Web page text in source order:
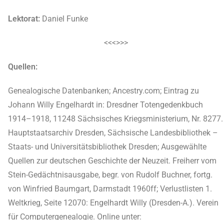
Lektorat: Daniel Funke
<<<>>>
Quellen:
Genealogische Datenbanken; Ancestry.com; Eintrag zu
Johann Willy Engelhardt in: Dresdner Totengedenkbuch
1914–1918, 11248 Sächsisches Kriegsministerium, Nr. 8277.
Hauptstaatsarchiv Dresden, Sächsische Landesbibliothek –
Staats- und Universitätsbibliothek Dresden; Ausgewählte
Quellen zur deutschen Geschichte der Neuzeit. Freiherr vom
Stein-Gedächtnisausgabe, begr. von Rudolf Buchner, fortg.
von Winfried Baumgart, Darmstadt 1960ff; Verlustlisten 1.
Weltkrieg, Seite 12070: Engelhardt Willy (Dresden-A.). Verein
für Computergenealogie. Online unter: